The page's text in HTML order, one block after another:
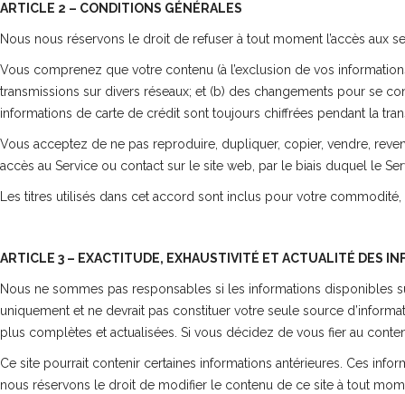
ARTICLE 2 – CONDITIONS GÉNÉRALES
Nous nous réservons le droit de refuser à tout moment l’accès aux
Vous comprenez que votre contenu (à l’exclusion de vos
transmissions sur divers réseaux; et (b) des changements pour se
informations de carte de crédit sont toujours chiffrées pendant la
Vous acceptez de ne pas reproduire, dupliquer, copier, vendre,
accès au Service ou contact sur le site web, par le biais duquel le
Les titres utilisés dans cet accord sont inclus pour votre
ARTICLE 3 – EXACTITUDE, EXHAUSTIVITÉ ET ACTUALITÉ DES
Nous ne sommes pas responsables si les informations disponibles
uniquement et ne devrait pas constituer votre seule source
plus complètes et actualisées. Si vous décidez de vous fier au
Ce site pourrait contenir certaines informations antérieures. Ces
nous réservons le droit de modifier le contenu de ce site à tout